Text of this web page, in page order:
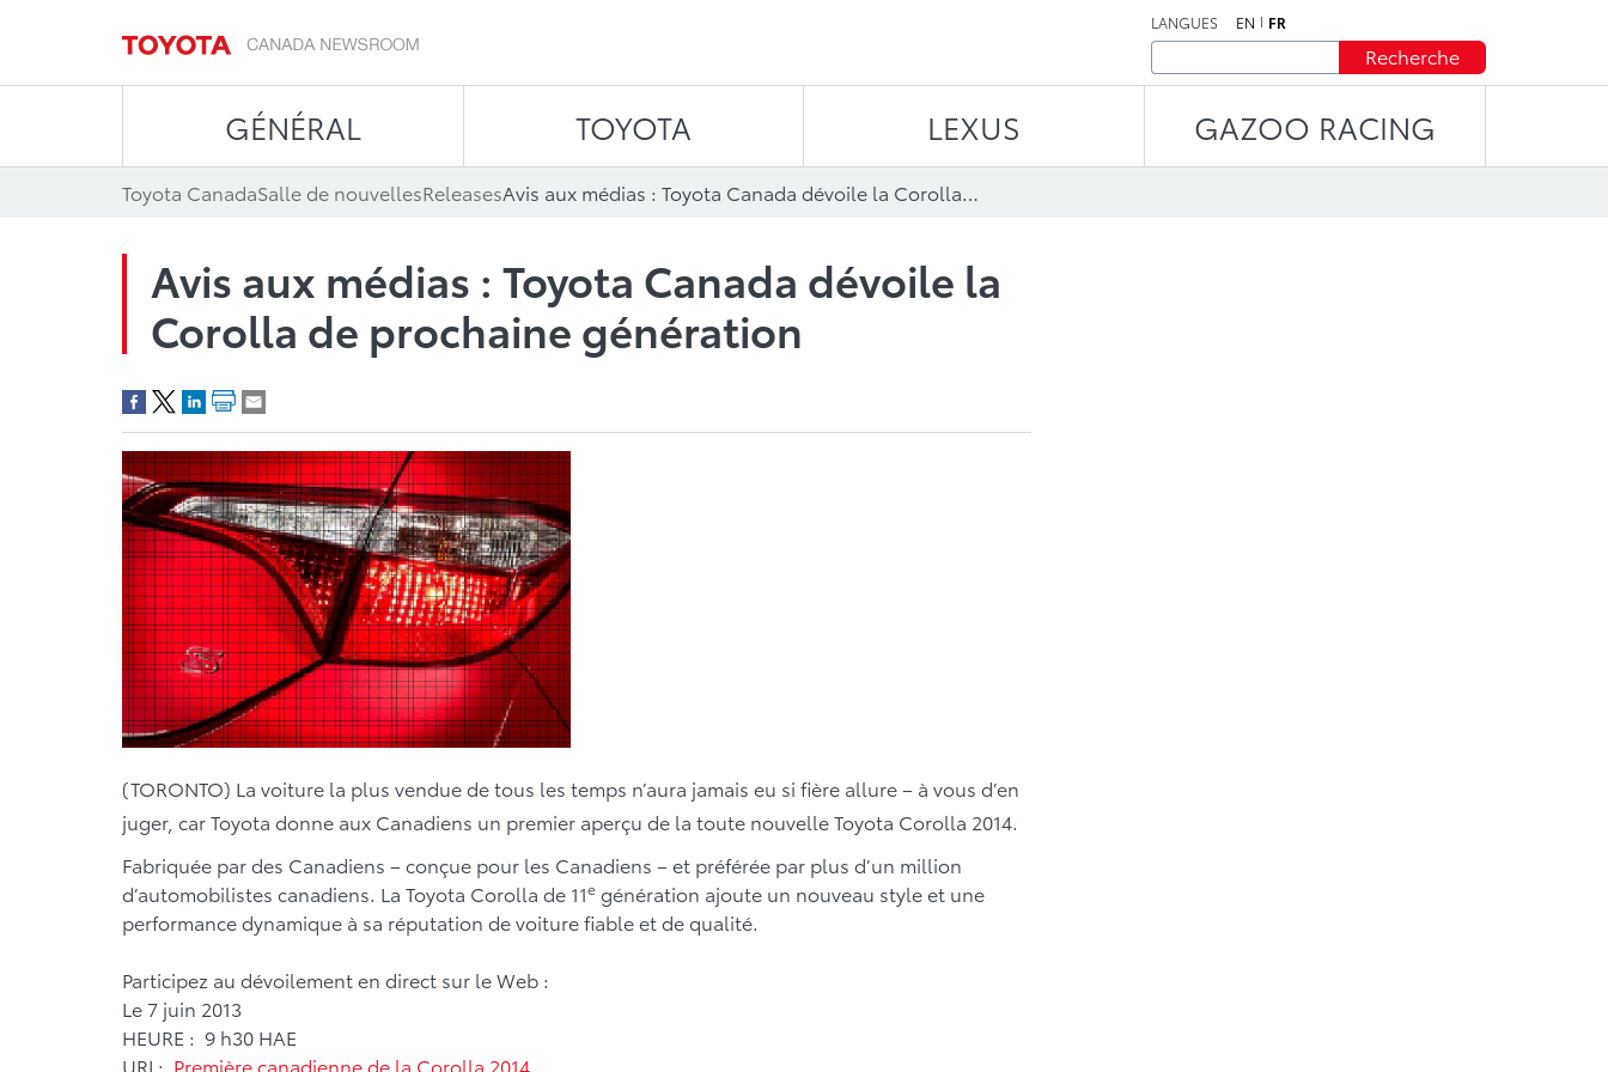
LANGUES EN FR
Recherche
GÉNÉRAL TOYOTA LEXUS GAZOO RACING
Toyota CanadaSalle de nouvellesReleases Avis aux médias : Toyota Canada dévoile la Corolla de prochaine génération
Avis aux médias : Toyota Canada dévoile la
Corolla de prochaine génération
(TORONTO) La voiture la plus vendue de tous les temps n’aura jamais eu si fière allure – à vous d’en
juger, car Toyota donne aux Canadiens un premier aperçu de la toute nouvelle Toyota Corolla 2014.
Fabriquée par des Canadiens – conçue pour les Canadiens – et préférée par plus d’un million
d’automobilistes canadiens. La Toyota Corolla de 11e génération ajoute un nouveau style et une
performance dynamique à sa réputation de voiture fiable et de qualité.
Participez au dévoilement en direct sur le Web :
Le 7 juin 2013
HEURE : 9 h30 HAE
URL: Première canadienne de la Corolla 2014